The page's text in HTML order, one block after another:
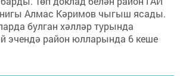
Алмас Кәримов чыгыш ясады.
булган хәлләр турында
эчендә район юлларында 6 кеше